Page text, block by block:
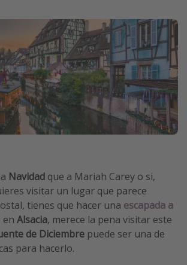
Navidad que a Mariah Carey o si,
visitar un lugar que parece
tienes que hacer una escapada a
en Alsacia, merece la pena visitar este
de Diciembre puede ser una de
para hacerlo.